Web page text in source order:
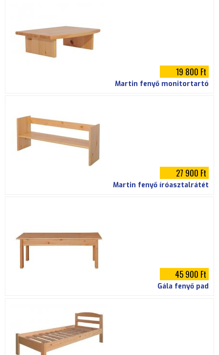
19 800 Ft
Martin fenyő monitortartó
27 900 Ft
Martin fenyő íróasztalrátét
45 900 Ft
Gála fenyő pad